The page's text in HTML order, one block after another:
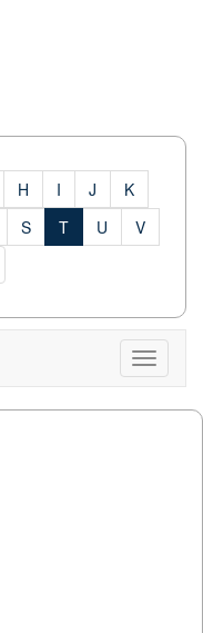
H I J
K
S T U
V
Visa
Meny